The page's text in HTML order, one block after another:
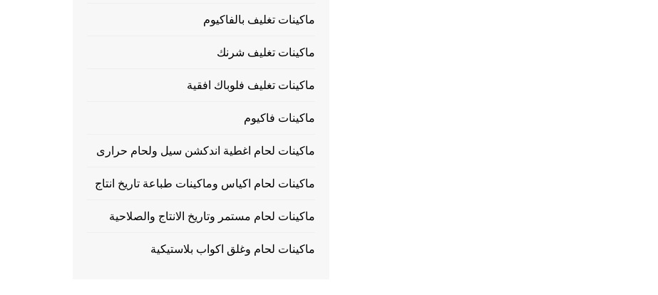
ماكينات تغليف بالفاكيوم
ماكينات تغليف شرنك
ماكينات تغليف فلوباك افقية
ماكينات فاكيوم
ماكينات لحام اغطية اندكشن سيل ولحام حرارى
ماكينات لحام اكياس وماكينات طباعة تاريخ انتاج
ماكينات لحام مستمر وتاريخ الانتاج والصلاحية
ماكينات لحام وغلق اكواب بلاستيكية